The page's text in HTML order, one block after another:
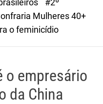
#2º
Mulheres 40+
o feminicídio
o empresário
da China